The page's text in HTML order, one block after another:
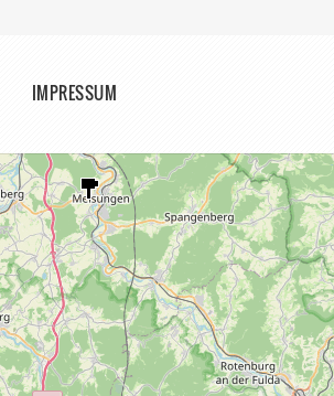
IMPRESSUM